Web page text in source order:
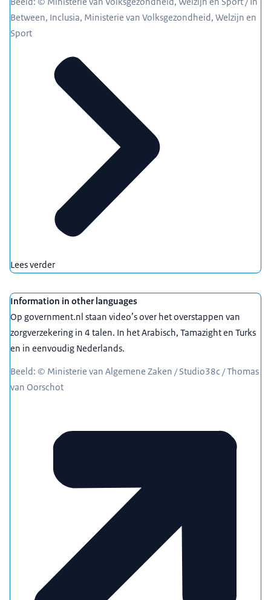
Between, Inclusia, Ministerie van Volksgezondheid, Welzijn en
Sport
Lees verder
Information in other languages
Op government.nl staan video’s over het overstappen van
zorgverzekering in 4 talen. In het Arabisch, Tamazight en Turks
en in eenvoudig Nederlands.
Beeld: © Ministerie van Algemene Zaken / Studio38c / Thomas
van Oorschot